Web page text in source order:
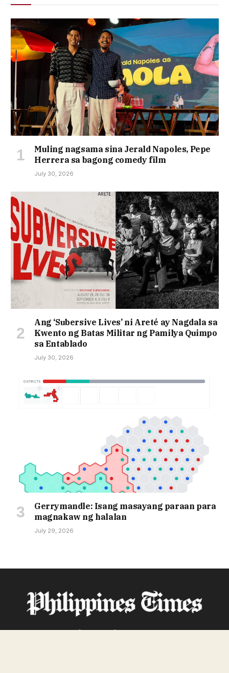
Muling nagsama sina Jerald Napoles, Pepe
Herrera sa bagong comedy film
July 30, 2026
Ang ‘Subersive Lives’ ni Areté ay Nagdala sa
Kwento ng Batas Militar ng Pamilya Quimpo
sa Entablado
July 30, 2026
Gerrymandle: Isang masayang paraan para
magnakaw ng halalan
July 29, 2026